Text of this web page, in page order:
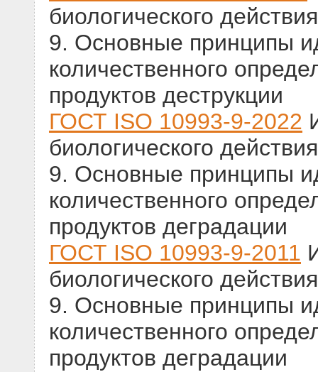
биологического
9. Основные принципы
количественного
продуктов деструкции
ГОСТ ISO 10993-9-2022
биологического
9. Основные принципы
количественного
продуктов деградации
ГОСТ ISO 10993-9-2011
биологического
9. Основные принципы
количественного
продуктов деградации